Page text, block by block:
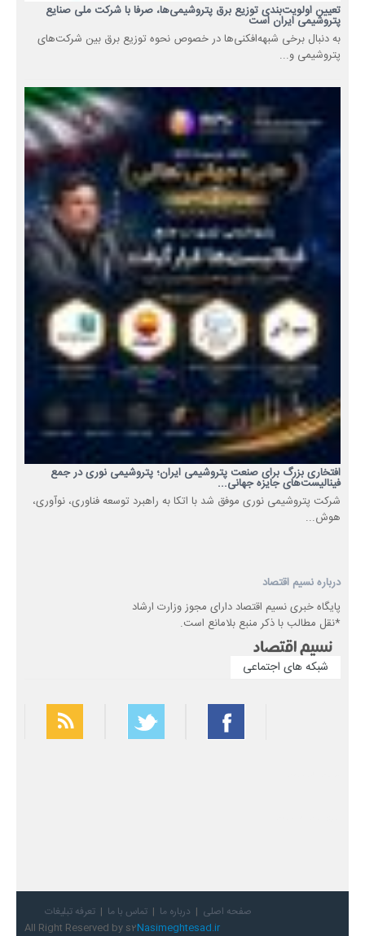
تعیین اولویت‌بندی توزیع برق پتروشیمی‌ها، صرفا با شرکت ملی صنایع
پتروشیمی ایران است
به دنبال برخی شبهه‌افکنی‌ها در خصوص نحوه توزیع برق بین شرکت‌های
پتروشیمی و...
افتخاری بزرگ برای صنعت پتروشیمی ایران؛ پتروشیمی نوری در جمع
فینالیست‌های جایزه جهانی...
شرکت پتروشیمی نوری موفق شد با اتکا به راهبرد توسعه فناوری، نوآوری،
هوش...
درباره نسیم اقتصاد
پایگاه خبری نسیم اقتصاد دارای مجوز وزارت ارشاد
*نقل مطالب با ذکر منبع بلامانع است.
شبکه های اجتماعی
تعرفه تبلیغات تماس با ما درباره ما
صفحه اصلی
All Right Reserved by s2Nasimeghtesad.ir